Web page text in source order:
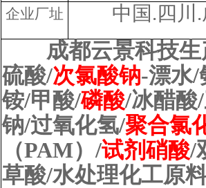
企业厂址 中国 .四川 .
成都云景科技
硫酸/次氯酸钠-漂水/
铵/甲酸/磷酸/冰醋酸/
钠/过氧化氢/聚合氯
（PAM） /试剂硝酸/
草酸/水处理化工原